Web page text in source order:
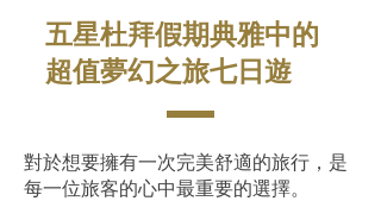
五星杜拜假期典雅中的
超值夢幻之旅七日遊
對於想要擁有一次完美舒適的旅行，是
每一位旅客的心中最重要的選擇。